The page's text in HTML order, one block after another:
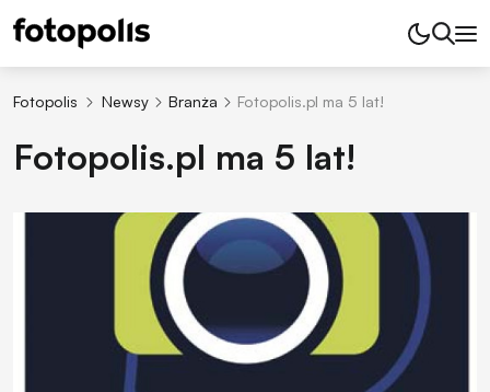
Fotopolis Newsy Branża Fotopolis.pl ma 5 lat!
Fotopolis.pl ma 5 lat!